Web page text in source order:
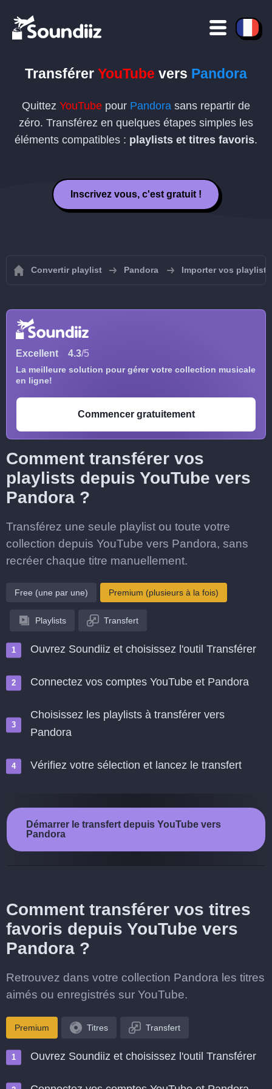
Transférer YouTube vers Pandora
Quittez YouTube pour Pandora sans repartir de
zéro. Transférez en quelques étapes simples les
éléments compatibles : playlists et titres favoris.
Inscrivez vous, c'est gratuit !
Convertir playlist Pandora Importer vos
Excellent 4.3/5
La meilleure solution pour gérer votre collection musicale
en ligne!
Commencer gratuitement
Comment transférer vos
playlists depuis YouTube vers
Pandora ?
Transférez une seule playlist ou toute votre
collection depuis YouTube vers Pandora, sans
recréer chaque titre manuellement.
Free (une par une) Premium (plusieurs à la fois)
Playlists Transfert
Ouvrez Soundiiz et choisissez l'outil Transférer
Connectez vos comptes YouTube et Pandora
Choisissez les playlists à transférer vers
Pandora
Vérifiez votre sélection et lancez le transfert
Démarrer le transfert depuis YouTube vers
Pandora
Comment transférer vos titres
favoris depuis YouTube vers
Pandora ?
Retrouvez dans votre collection Pandora les titres
aimés ou enregistrés sur YouTube.
Premium Titres Transfert
Ouvrez Soundiiz et choisissez l'outil Transférer